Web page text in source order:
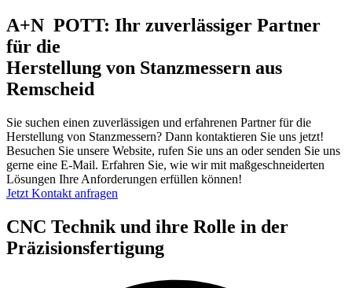
A+N POTT: Ihr zuverlässiger Partner
für die
Herstellung von Stanzmessern aus
Remscheid
Sie suchen einen zuverlässigen und erfahrenen Partner für die
Herstellung von Stanzmessern? Dann kontaktieren Sie uns jetzt!
Besuchen Sie unsere Website, rufen Sie uns an oder senden Sie uns
gerne eine E-Mail. Erfahren Sie, wie wir mit maßgeschneiderten
Lösungen Ihre Anforderungen erfüllen können!
Jetzt Kontakt anfragen
CNC Technik und ihre Rolle in der
Präzisionsfertigung